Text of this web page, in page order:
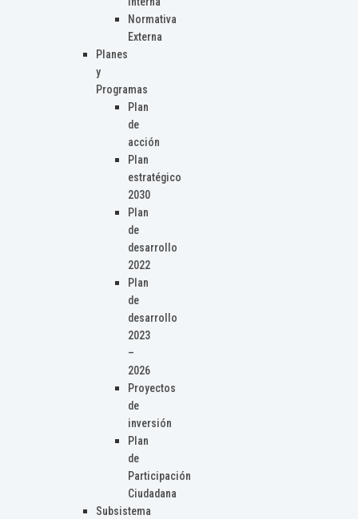
Normativa
Externa
Planes
y
Programas
Plan
de
acción
Plan
estratégico
2030
Plan
de
desarrollo
2022
Plan
de
desarrollo
2023
–
2026
Proyectos
de
inversión
Plan
de
Participación
Ciudadana
Subsistema